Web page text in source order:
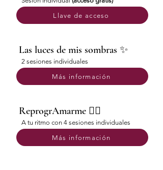
Llave de acceso
Las luces de mis sombras ✨
2 sesiones individuales
Más información
ReprogrAmarme ❤️‍🔥
A tu ritmo con 4 sesiones individuales
Más información